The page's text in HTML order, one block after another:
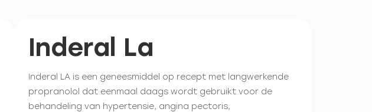
Inderal La
Inderal LA is een geneesmiddel op recept met langwerkende
propranolol dat eenmaal daags wordt gebruikt voor de
behandeling van hypertensie, angina pectoris,